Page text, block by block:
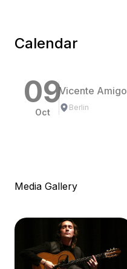
Calendar
09
Oct
Vicente Amigo
Berlin
Media Gallery